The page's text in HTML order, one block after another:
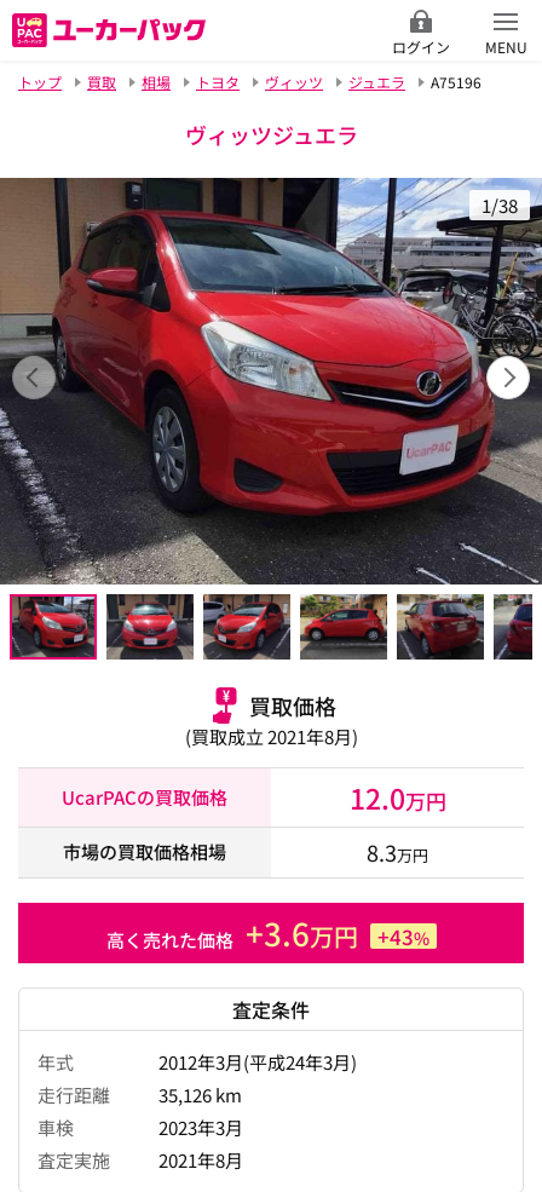
ログイン
MENU
トップ
買取 相場 トヨタ ヴィッツ ジュエラ A75196
ヴィッツジュエラ
1/38
買取価格
(買取成立 2021年8月)
UcarPACの買取価格 12.0万円
市場の買取価格相場 8.3万円
高く売れた価格 +3.6万円 +43%
査定条件
年式
2012年3月(平成24年3月)
走行距離
35,126 km
車検
2023年3月
査定実施
2021年8月